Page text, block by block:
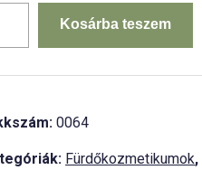
Kosárba teszem
0064
Fürdőkozmetikumok,